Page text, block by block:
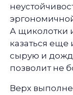
А щиколотки
казаться
сырую и
позволит не
Верх